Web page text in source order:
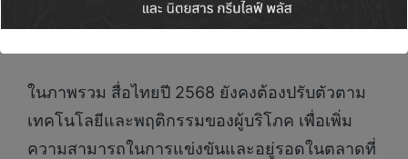
คาสต์ จะเป็นสื่อที่มีการผลิตมากยิ่งขึ้นเพื่อจับกลุ่ม
ในภาพรวม สื่อไทยปี 2568 ยังคงต้องปรับตัวตาม
เทคโนโลยีและพฤติกรรมของผู้บริโภค เพื่อเพิ่ม
ความสามารถในการแข่งขันและอยู่รอดในตลาดที่